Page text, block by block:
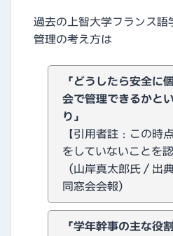
過去の上智大学フランス語
管理の考え方は
「どうしたら安全に
会で管理できるかと
り」
【引用者註：この時
をしていないことを認
（山岸真太郎氏／出
同窓会会報）
「学年幹事の主な役